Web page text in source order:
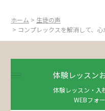
ホーム > 生徒の声
> コンプレックスを解消して、心
体験レッスン
体験レッスン・入
WEBフォ